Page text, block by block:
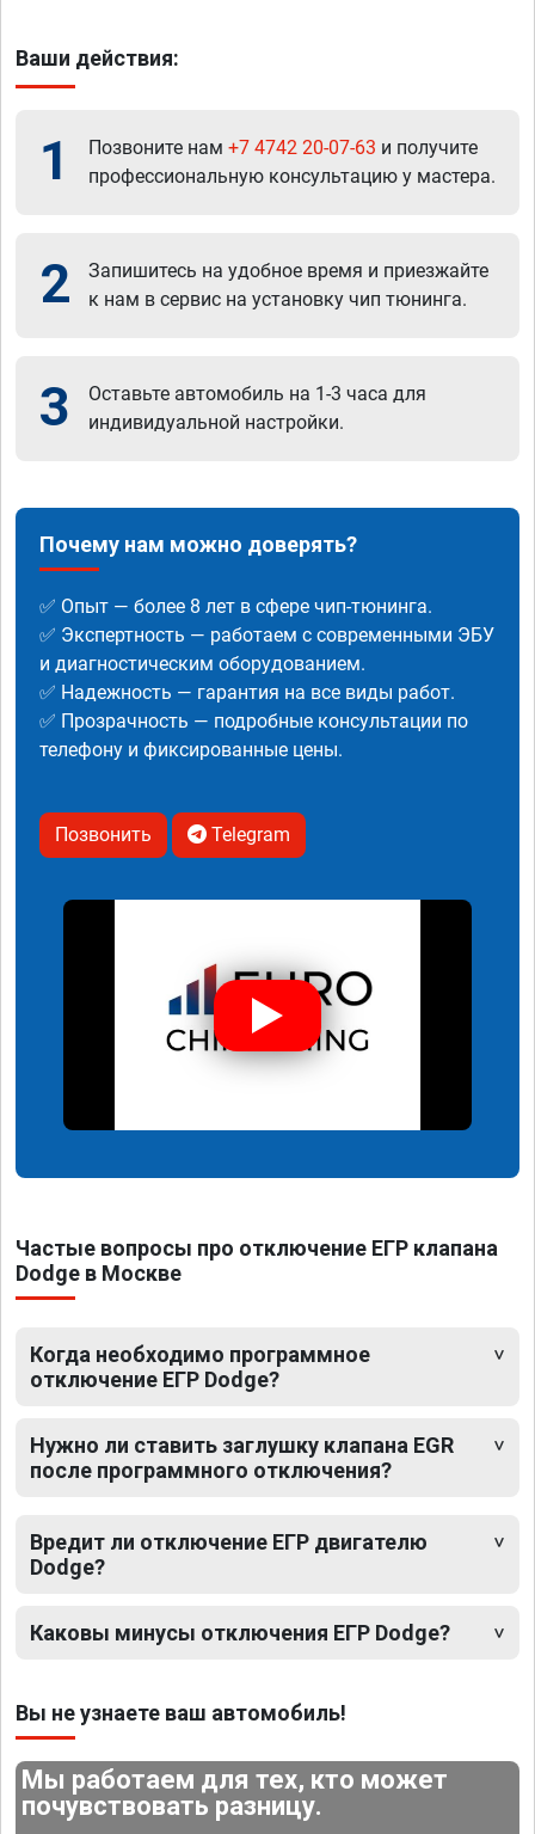
Ваши действия:
1 Позвоните нам +7 4742 20-07-63 и получите
профессиональную консультацию у мастера.
2
Запишитесь на удобное время и приезжайте
к нам в сервис на установку чип тюнинга.
3
Оставьте автомобиль на 1-3 часа для
индивидуальной настройки.
Почему нам можно доверять?
✅ Опыт — более 8 лет в сфере чип-тюнинга.
✅ Экспертность — работаем с современными ЭБУ
и диагностическим оборудованием.
✅ Надежность — гарантия на все виды работ.
✅ Прозрачность — подробные консультации по
телефону и фиксированные цены.
Позвонить Telegram
Частые вопросы про отключение ЕГР клапана
Dodge в Москве
Когда необходимо программное
отключение ЕГР Dodge?
Нужно ли ставить заглушку клапана EGR
после программного отключения?
Вредит ли отключение ЕГР двигателю
Dodge?
Каковы минусы отключения ЕГР Dodge?
Вы не узнаете ваш автомобиль!
Мы работаем для тех, кто может
почувствовать разницу.